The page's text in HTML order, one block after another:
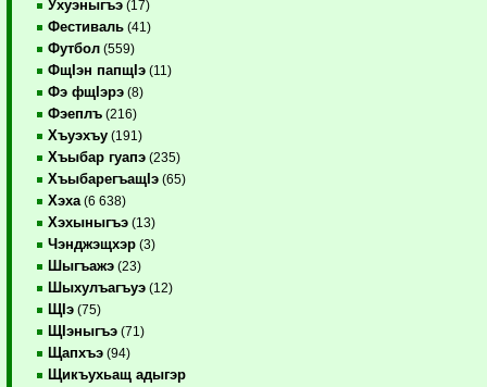
Ухуэныгъэ (17)
Фестиваль (41)
Футбол (559)
ФщIэн папщIэ (11)
Фэ фщIэрэ (8)
Фэеплъ (216)
Хъуэхъу (191)
Хъыбар гуапэ (235)
ХъыбарегъащIэ (65)
Хэха (6 638)
Хэхыныгъэ (13)
Чэнджэщхэр (3)
Шыгъажэ (23)
Шыхулъагъуэ (12)
ЩIэ (75)
ЩIэныгъэ (71)
Щапхъэ (94)
Щикъухьащ адыгэр